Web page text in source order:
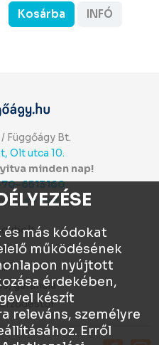
Kosárba INFÓ
Függőágy Bt.
Olt utca 10.
minden nap!
6513160
⭐⭐⭐⭐⭐
garancia
más kódokat
működésének
nyújtott
érdekében,
készít
releváns, személyre
Erről